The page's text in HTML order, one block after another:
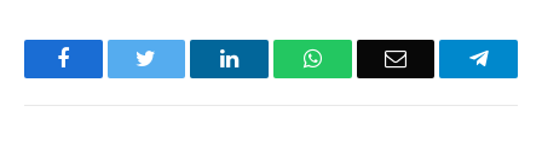
Facebook LinkedInWhatsAppEmail